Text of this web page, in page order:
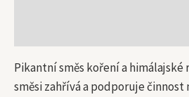
Pikantní směs koření a himálajské
směsi zahřívá a podporuje činnost